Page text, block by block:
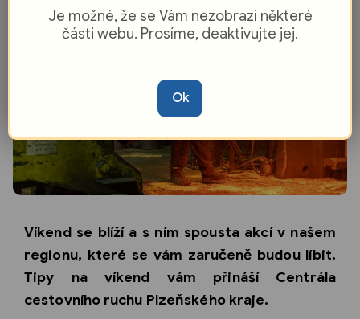
Víkend se blíží a s ním spousta akcí v našem
regionu, které se vám zaručeně budou líbit.
Tipy na víkend vám přináší Centrála
cestovního ruchu Plzeňského kraje.
Je možné, že se Vám nezobrazí některé
části webu. Prosíme, deaktivujte jej.
Ok